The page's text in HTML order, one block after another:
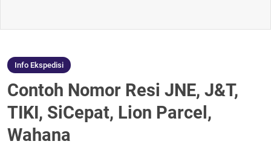
Info Ekspedisi
Contoh Nomor Resi JNE, J&T,
TIKI, SiCepat, Lion Parcel,
Wahana